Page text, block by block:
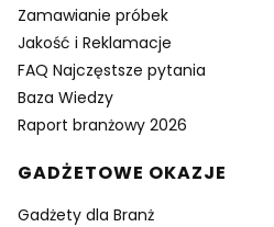
Zamawianie próbek
Jakość i Reklamacje
FAQ Najczęstsze pytania
Baza Wiedzy
Raport branżowy 2026
GADŻETOWE OKAZJE
Gadżety dla Branż